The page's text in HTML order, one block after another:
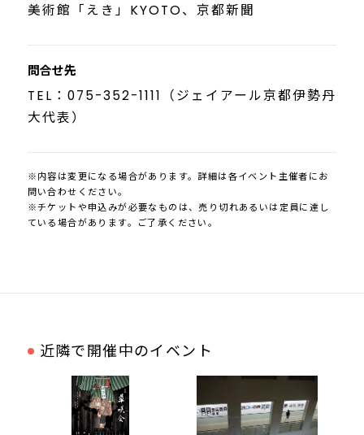
美術館「えき」KYOTO、京都新聞
問合せ先
TEL：075-352-1111（ジェイアール京都伊勢丹
大代表）
※内容は変更になる場合があります。詳細は各イベント主催者にお
問い合わせください。
※チケットや申込みが必要なものは、売り切れあるいは定員に達し
ている場合があります。ご了承ください。
近隣で開催中のイベント